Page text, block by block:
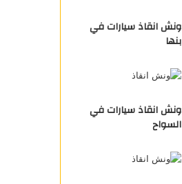
ونش انقاذ سيارات في
بنها
ونش انقاذ سيارات في
السواح